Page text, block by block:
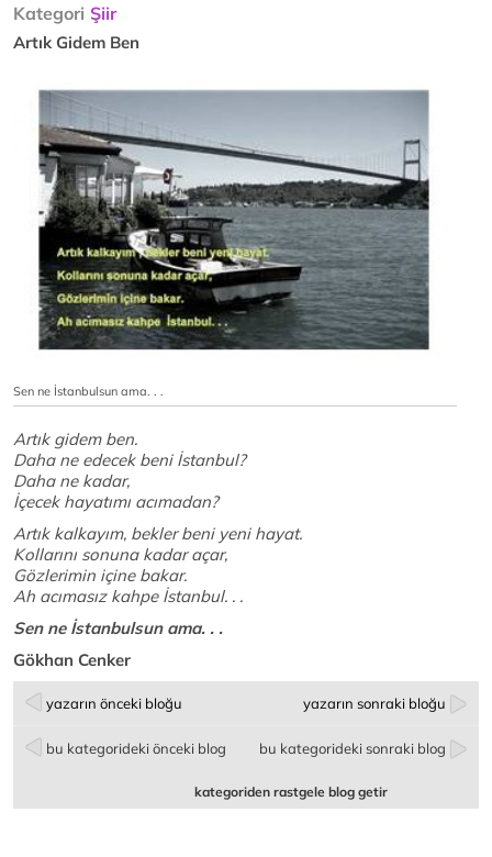
Kategori Şiir
Artık Gidem Ben
Sen ne İstanbulsun ama. . .
Artık gidem ben.
Daha ne edecek beni İstanbul?
Daha ne kadar,
İçecek hayatımı acımadan?
Artık kalkayım, bekler beni yeni hayat.
Kollarını sonuna kadar açar,
Gözlerimin içine bakar.
Ah acımasız kahpe İstanbul. . .
Sen ne İstanbulsun ama. . .
Gökhan Cenker
yazarın önceki bloğu yazarın sonraki bloğu
bu kategorideki önceki blog bu kategorideki sonraki blog
kategoriden rastgele blog getir